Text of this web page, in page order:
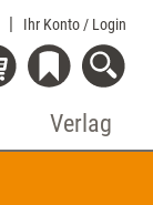
Ihr Konto / Login
Verlag